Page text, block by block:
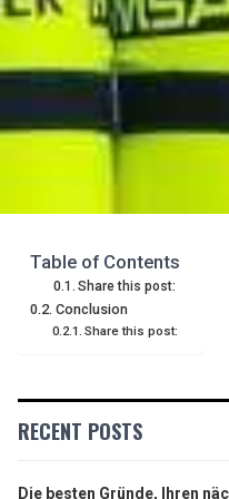
Table of Contents
Share this post:
Conclusion
Share this post:
RECENT POSTS
Die besten Gründe, Ihren